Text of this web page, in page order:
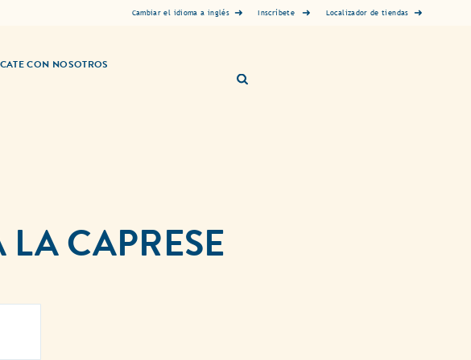
Cambiar el idioma a inglés Inscríbete Localizador de tiendas
CON NOSOTROS
CAPRESE